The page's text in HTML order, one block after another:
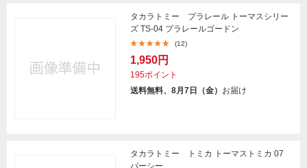
タカラトミー プラレール トーマスシリー
ズ TS-04 プラレールゴードン
(12)
1,950円
195ポイント
送料無料、8月7日（金） お届け
タカラトミー トミカ トーマストミカ 07
パーシー